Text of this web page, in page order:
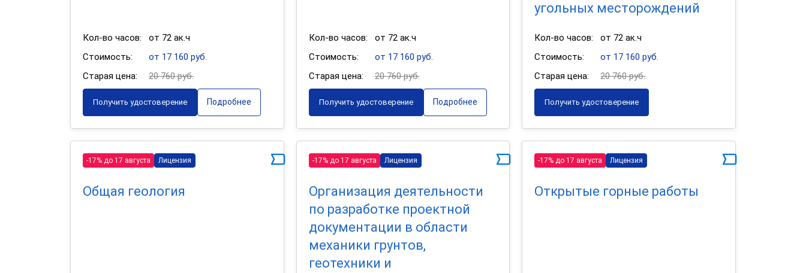
Кол-во часов:
от 72 ак.ч
Стоимость:
от 17 160 руб.
Старая цена:
20 760 руб.
Получить удостоверение Подробнее
Кол-во часов:
от 72 ак.ч
Стоимость:
от 17 160 руб.
Старая цена:
20 760 руб.
Получить удостоверение Подробнее
угольных месторождений
Кол-во часов:
от 72 ак.ч
Стоимость:
от 17 160 руб.
Старая цена:
20 760 руб.
Получить удостоверение
-17% до 17 августа Лицензия
Общая геология
-17% до 17 августа Лицензия
Организация деятельности
по разработке проектной
документации в области
механики грунтов,
геотехники и
-17% до 17 августа Лицензия
Открытые горные работы